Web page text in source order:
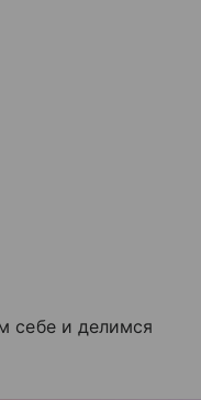
себе и делимся